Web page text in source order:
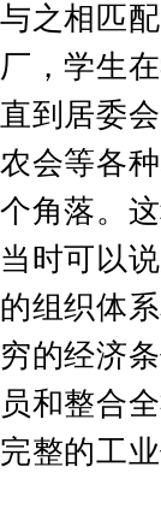
与之相匹
厂，学生
直到居委
农会等各
个角落。
当时可以
的组织体
穷的经济
员和整合
完整的工业